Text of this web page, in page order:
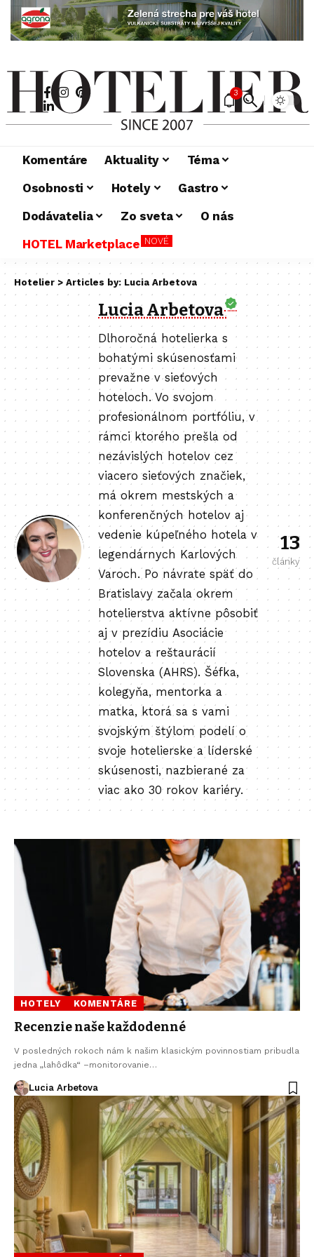
3
Komentáre Aktuality
Téma
Osobnosti
Hotely
Gastro
Dodávatelia
Zo sveta
O nás
HOTEL Marketplace NOVÉ
Hotelier > Articles by: Lucia Arbetova
Lucia Arbetova
Dlhoročná hotelierka s
bohatými skúsenosťami
prevažne v sieťových
hoteloch. Vo svojom
profesionálnom portfóliu, v
rámci ktorého prešla od
nezávislých hotelov cez
viacero sieťových značiek,
má okrem mestských a
konferenčných hotelov aj
vedenie kúpeľného hotela v
legendárnych Karlových
Varoch. Po návrate späť do
Bratislavy začala okrem
hotelierstva aktívne pôsobiť
aj v prezídiu Asociácie
hotelov a reštaurácií
Slovenska (AHRS). Šéfka,
kolegyňa, mentorka a
matka, ktorá sa s vami
svojským štýlom podelí o
svoje hotelierske a líderské
skúsenosti, nazbierané za
viac ako 30 rokov kariéry.
13
články
HOTELY KOMENTÁRE
Recenzie naše každodenné
V posledných rokoch nám k našim klasickým povinnostiam pribudla
jedna „lahôdka“ –monitorovanie…
Lucia Arbetova